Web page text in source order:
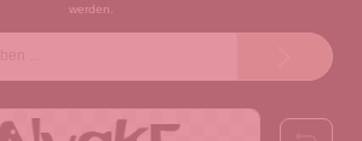
werden.